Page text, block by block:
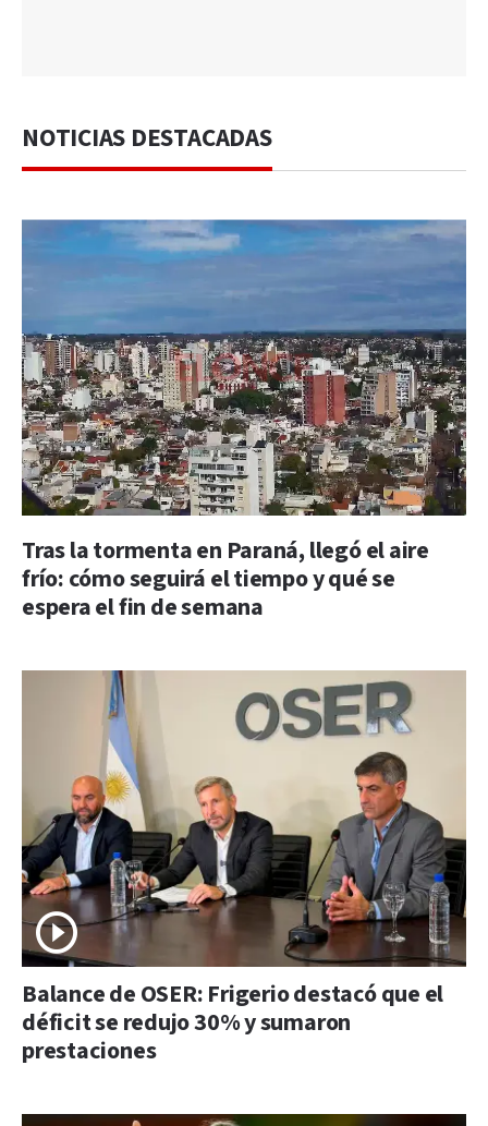
NOTICIAS DESTACADAS
Tras la tormenta en Paraná, llegó el aire
frío: cómo seguirá el tiempo y qué se
espera el fin de semana
Balance de OSER: Frigerio destacó que el
déficit se redujo 30% y sumaron
prestaciones